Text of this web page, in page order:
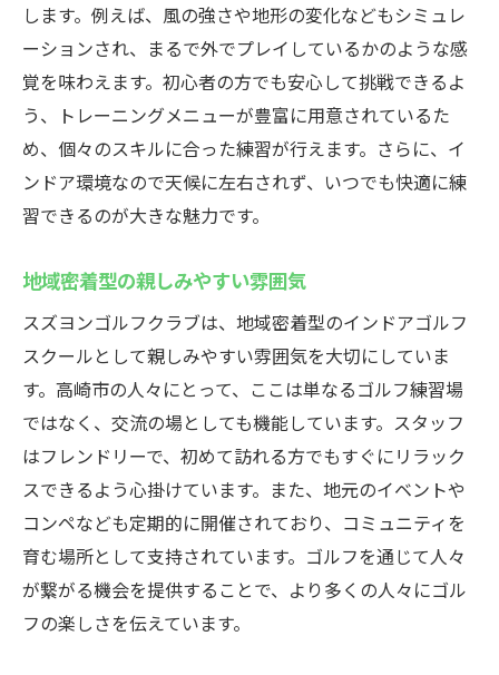
します。例えば、風の強さや地形の変化などもシミュレ
ーションされ、まるで外でプレイしているかのような感
覚を味わえます。初心者の方でも安心して挑戦できるよ
う、トレーニングメニューが豊富に用意されているた
め、個々のスキルに合った練習が行えます。さらに、イ
ンドア環境なので天候に左右されず、いつでも快適に練
習できるのが大きな魅力です。
地域密着型の親しみやすい雰囲気
スズヨンゴルフクラブは、地域密着型のインドアゴルフ
スクールとして親しみやすい雰囲気を大切にしていま
す。高崎市の人々にとって、ここは単なるゴルフ練習場
ではなく、交流の場としても機能しています。スタッフ
はフレンドリーで、初めて訪れる方でもすぐにリラック
スできるよう心掛けています。また、地元のイベントや
コンペなども定期的に開催されており、コミュニティを
育む場所として支持されています。ゴルフを通じて人々
が繋がる機会を提供することで、より多くの人々にゴル
フの楽しさを伝えています。